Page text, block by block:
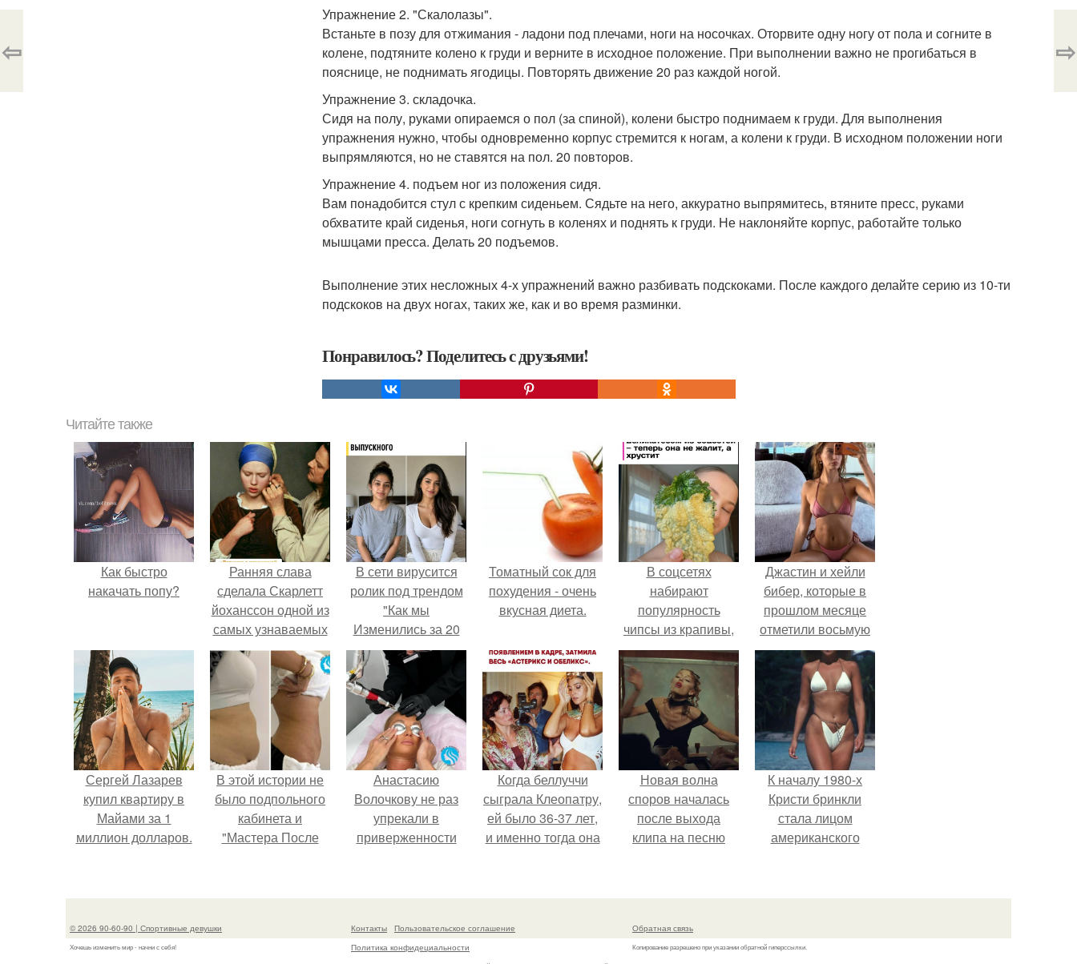
Упражнение 2. "Скалолазы".
Встаньте в позу для отжимания - ладони под плечами, ноги на носочках. Оторвите одну ногу от пола и согните в
колене, подтяните колено к груди и верните в исходное положение. При выполнении важно не прогибаться в
пояснице, не поднимать ягодицы. Повторять движение 20 раз каждой ногой.
Упражнение 3. складочка.
Сидя на полу, руками опираемся о пол (за спиной), колени быстро поднимаем к груди. Для выполнения
упражнения нужно, чтобы одновременно корпус стремится к ногам, а колени к груди. В исходном положении ноги
выпрямляются, но не ставятся на пол. 20 повторов.
Упражнение 4. подъем ног из положения сидя.
Вам понадобится стул с крепким сиденьем. Сядьте на него, аккуратно выпрямитесь, втяните пресс, руками
обхватите край сиденья, ноги согнуть в коленях и поднять к груди. Не наклоняйте корпус, работайте только
мышцами пресса. Делать 20 подъемов.
Выполнение этих несложных 4-х упражнений важно разбивать подскоками. После каждого делайте серию из 10-ти
подскоков на двух ногах, таких же, как и во время разминки.
Понравилось? Поделитесь с друзьями!
⇦ ⇨
Читайте также
Как быстро
накачать попу?
Ранняя слава
сделала Скарлетт
йоханссон одной из
самых узнаваемых
актрис голливуда,
но за глянцевым
фасадом
скрывалась
огромная
неуверенность.
В сети вирусится
ролик под трендом
"Как мы
Изменились за 20
лет".
Томатный сок для
похудения - очень
вкусная диета.
В соцсетях
набирают
популярность
чипсы из крапивы,
которые
пользователи в
комментариях
называют
неожиданно
вкусными.
Джастин и хейли
бибер, которые в
прошлом месяце
отметили восьмую
годовщину
помолвки, показали
новые фото с
совместного
отдыха.
Сергей Лазарев
купил квартиру в
Майами за 1
миллион долларов.
В этой истории не
было подпольного
кабинета и
"Мастера После
Анастасию
Волочкову не раз
упрекали в
приверженности
Когда беллуччи
сыграла Клеопатру,
ей было 36-37 лет,
и именно тогда она
Новая волна
споров началась
после выхода
клипа на песню
К началу 1980-х
Кристи бринкли
стала лицом
американского
воплощением
© 2026 90-60-90 | Спортивные девушки
Хочешь изменить мир - начни с себя!
Контакты
Пользовательское соглашение
Политика конфидециальности
Обратная связь
Копирование разрешено при указании обратной гиперссылки.